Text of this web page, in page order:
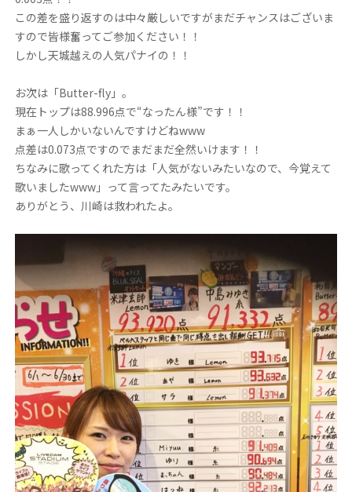
この差を盛り返すのは中々厳しいですがまだチャンスはございま
すので皆様奮ってご参加ください！！
しかし天城越えの人気パナイの！！
お次は「Butter-fly」。
現在トップは88.996点で“なったん様”です！！
まぁ一人しかいないんですけどねwww
点差は0.073点ですのでまだまだ全然いけます！！
ちなみに歌ってくれた方は「人気がないみたいなので、今覚えて
歌いましたwww」って言ってたみたいです。
ありがとう、川崎は救われたよ。